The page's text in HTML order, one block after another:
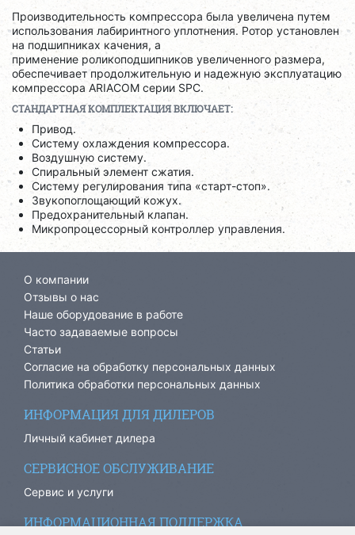
Производительность компрессора была увеличена путем
использования лабиринтного уплотнения. Ротор установлен
на подшипниках качения, а
применение роликоподшипников увеличенного размера,
обеспечивает продолжительную и надежную эксплуатацию
компрессора ARIACOM серии SPC.
СТАНДАРТНАЯ КОМПЛЕКТАЦИЯ ВКЛЮЧАЕТ:
Привод.
Систему охлаждения компрессора.
Воздушную систему.
Спиральный элемент сжатия.
Систему регулирования типа «старт-стоп».
Звукопоглощающий кожух.
Предохранительный клапан.
Микропроцессорный контроллер управления.
О компании
Отзывы о нас
Наше оборудование в работе
Часто задаваемые вопросы
Статьи
Согласие на обработку персональных данных
Политика обработки персональных данных
ИНФОРМАЦИЯ ДЛЯ ДИЛЕРОВ
Личный кабинет дилера
СЕРВИСНОЕ ОБСЛУЖИВАНИЕ
Сервис и услуги
ИНФОРМАЦИОННАЯ ПОДДЕРЖКА